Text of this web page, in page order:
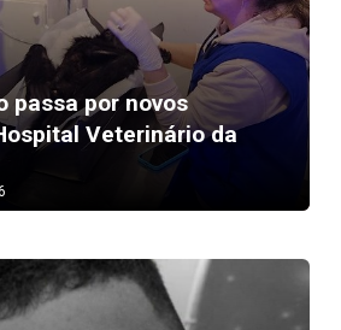
passa por novos
Veterinário da